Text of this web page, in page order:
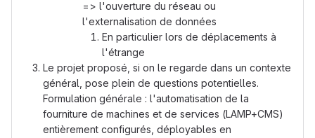
=> l'ouverture du réseau ou
l'externalisation de données
En particulier lors de déplacements à
l'étrange
Le projet proposé, si on le regarde dans un contexte
général, pose plein de questions potentielles.
Formulation générale : l'automatisation de la
fourniture de machines et de services (LAMP+CMS)
entièrement configurés, déployables en